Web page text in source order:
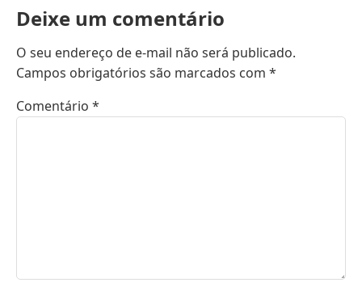
Deixe um comentário
O seu endereço de e-mail não será publicado.
Campos obrigatórios são marcados com *
Comentário *